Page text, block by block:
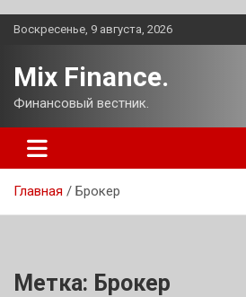
Перейти
Воскресенье, 9 августа, 2026
Mix Finance.
Финансовый вестник.
Главная Брокер
Метка: Брокер